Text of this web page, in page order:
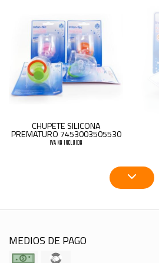
CHUPETE SILICONA
PREMATURO 7453003505530
IVA NO INCLUIDO
MEDIOS DE PAGO